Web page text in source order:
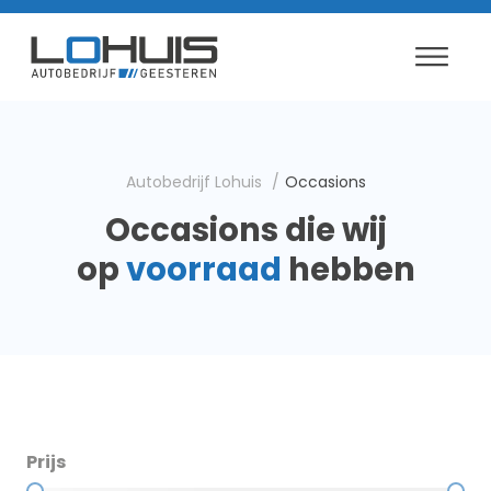
Autobedrijf Lohuis Occasions
Occasions die wij
opvoorraad hebben
Prijs